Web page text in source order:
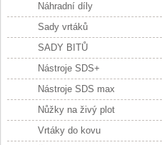
Náhradní díly
Sady vrtáků
SADY BITŮ
Nástroje SDS+
Nástroje SDS max
Nůžky na živý plot
Vrtáky do kovu